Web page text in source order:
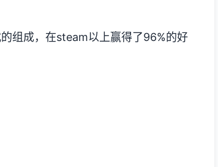
组成，在steam以上赢得了​​96%的好